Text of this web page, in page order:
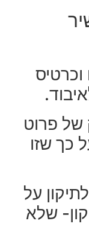
פרוט
כך שזו
על
שלא